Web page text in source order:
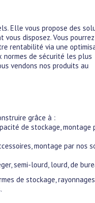
Elle vous propose des
disposez. Vous pourrez
rentabilité via une
normes de sécurité les plus
vendons nos produits au
grâce à :
de stockage, montage
montage par nos
semi-lourd, lourd, de
de stockage,